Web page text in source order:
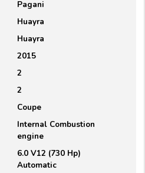
Pagani
Huayra
Huayra
2015
2
2
Coupe
Internal Combustion
engine
6.0 V12 (730 Hp)
Automatic